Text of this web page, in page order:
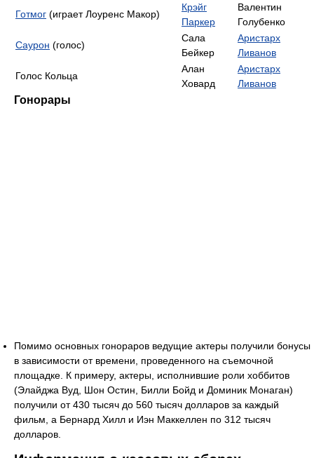
Готмог (играет Лоуренс Макор)
Крэйг
Паркер
Валентин
Голубенко
Саурон (голос)
Сала
Бейкер
Аристарх
Ливанов
Голос Кольца
Алан
Ховард
Аристарх
Ливанов
Гонорары
Помимо основных гонораров ведущие актеры получили бонусы
в зависимости от времени, проведенного на съемочной
площадке. К примеру, актеры, исполнившие роли хоббитов
(Элайджа Вуд, Шон Остин, Билли Бойд и Доминик Монаган)
получили от 430 тысяч до 560 тысяч долларов за каждый
фильм, а Бернард Хилл и Иэн Маккеллен по 312 тысяч
долларов.